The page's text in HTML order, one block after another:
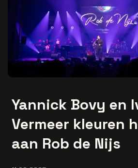
Yannick Bovy en
Vermeer kleuren
aan Rob de Nijs